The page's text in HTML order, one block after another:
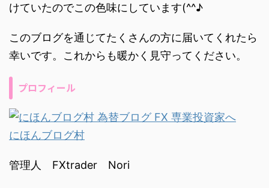
けていたのでこの色味にしています(^^♪
このブログを通じてたくさんの方に届いてくれたら
幸いです。これからも暖かく見守ってください。
プロフィール
にほんブログ村
管理人 FXtrader Nori